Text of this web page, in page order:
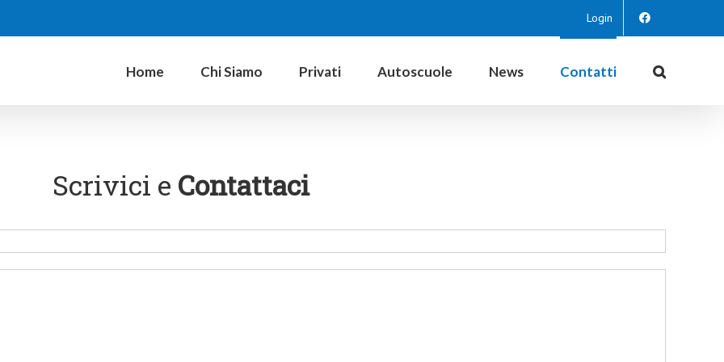
Login
Home Chi Siamo Privati Autoscuole News Contatti
Scrivici e Contattaci